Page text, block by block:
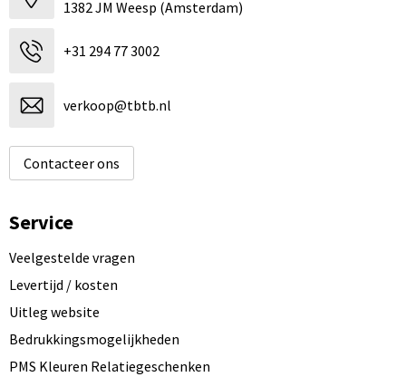
1382 JM Weesp (Amsterdam)
+31 294 77 3002
verkoop@tbtb.nl
Contacteer ons
Service
Veelgestelde vragen
Levertijd / kosten
Uitleg website
Bedrukkingsmogelijkheden
PMS Kleuren Relatiegeschenken